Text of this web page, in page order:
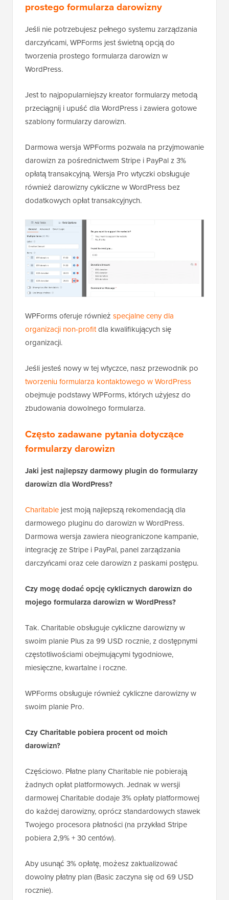
prostego formularza darowizny
Jeśli nie potrzebujesz pełnego systemu zarządzania
darczyńcami, WPForms jest świetną opcją do
tworzenia prostego formularza darowizn w
WordPress.
Jest to najpopularniejszy kreator formularzy metodą
przeciągnij i upuść dla WordPress i zawiera gotowe
szablony formularzy darowizn.
Darmowa wersja WPForms pozwala na przyjmowanie
darowizn za pośrednictwem Stripe i PayPal z 3%
opłatą transakcyjną. Wersja Pro wtyczki obsługuje
również darowizny cykliczne w WordPress bez
dodatkowych opłat transakcyjnych.
WPForms oferuje również specjalne ceny dla
organizacji non-profitdla kwalifikujących się
organizacji.
Jeśli jesteś nowy w tej wtyczce, nasz przewodnik po
tworzeniu formularza kontaktowego w WordPress
obejmuje podstawy WPForms, których użyjesz do
zbudowania dowolnego formularza.
Często zadawane pytania dotyczące
formularzy darowizn
Jaki jest najlepszy darmowy plugin do formularzy
darowizn dla WordPress?
Charitable jest moją najlepszą rekomendacją dla
darmowego pluginu do darowizn w WordPress.
Darmowa wersja zawiera nieograniczone kampanie,
integrację ze Stripe i PayPal, panel zarządzania
darczyńcami oraz cele darowizn z paskami postępu.
Czy mogę dodać opcję cyklicznych darowizn do
mojego formularza darowizn w WordPress?
Tak. Charitable obsługuje cykliczne darowizny w
swoim planie Plus za 99 USD rocznie, z dostępnymi
częstotliwościami obejmującymi tygodniowe,
miesięczne, kwartalne i roczne.
WPForms obsługuje również cykliczne darowizny w
swoim planie Pro.
Czy Charitable pobiera procent od moich
darowizn?
Częściowo. Płatne plany Charitable nie pobierają
żadnych opłat platformowych. Jednak w wersji
darmowej Charitable dodaje 3% opłaty platformowej
do każdej darowizny, oprócz standardowych stawek
Twojego procesora płatności (na przykład Stripe
pobiera 2,9% + 30 centów).
Aby usunąć 3% opłatę, możesz zaktualizować
dowolny płatny plan (Basic zaczyna się od 69 USD
rocznie).